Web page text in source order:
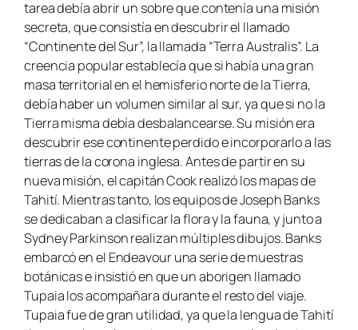
tarea debía abrir un sobre que contenía una misión
secreta, que consistía en descubrir el llamado
“Continente del Sur”, la llamada “Terra Australis”. La
creencia popular establecía que si había una gran
masa territorial en el hemisferio norte de la Tierra,
debía haber un volumen similar al sur, ya que si no la
Tierra misma debía desbalancearse. Su misión era
descubrir ese continente perdido e incorporarlo a las
tierras de la corona inglesa. Antes de partir en su
nueva misión, el capitán Cook realizó los mapas de
Tahití. Mientras tanto, los equipos de Joseph Banks
se dedicaban a clasificar la flora y la fauna, y junto a
Sydney Parkinson realizan múltiples dibujos. Banks
embarcó en el Endeavouruna serie de muestras
botánicas e insistió en que un aborigen llamado
Tupaia los acompañara durante el resto del viaje.
Tupaia fue de gran utilidad, ya que la lengua de Tahití